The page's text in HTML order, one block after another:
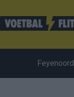
Feyenoord